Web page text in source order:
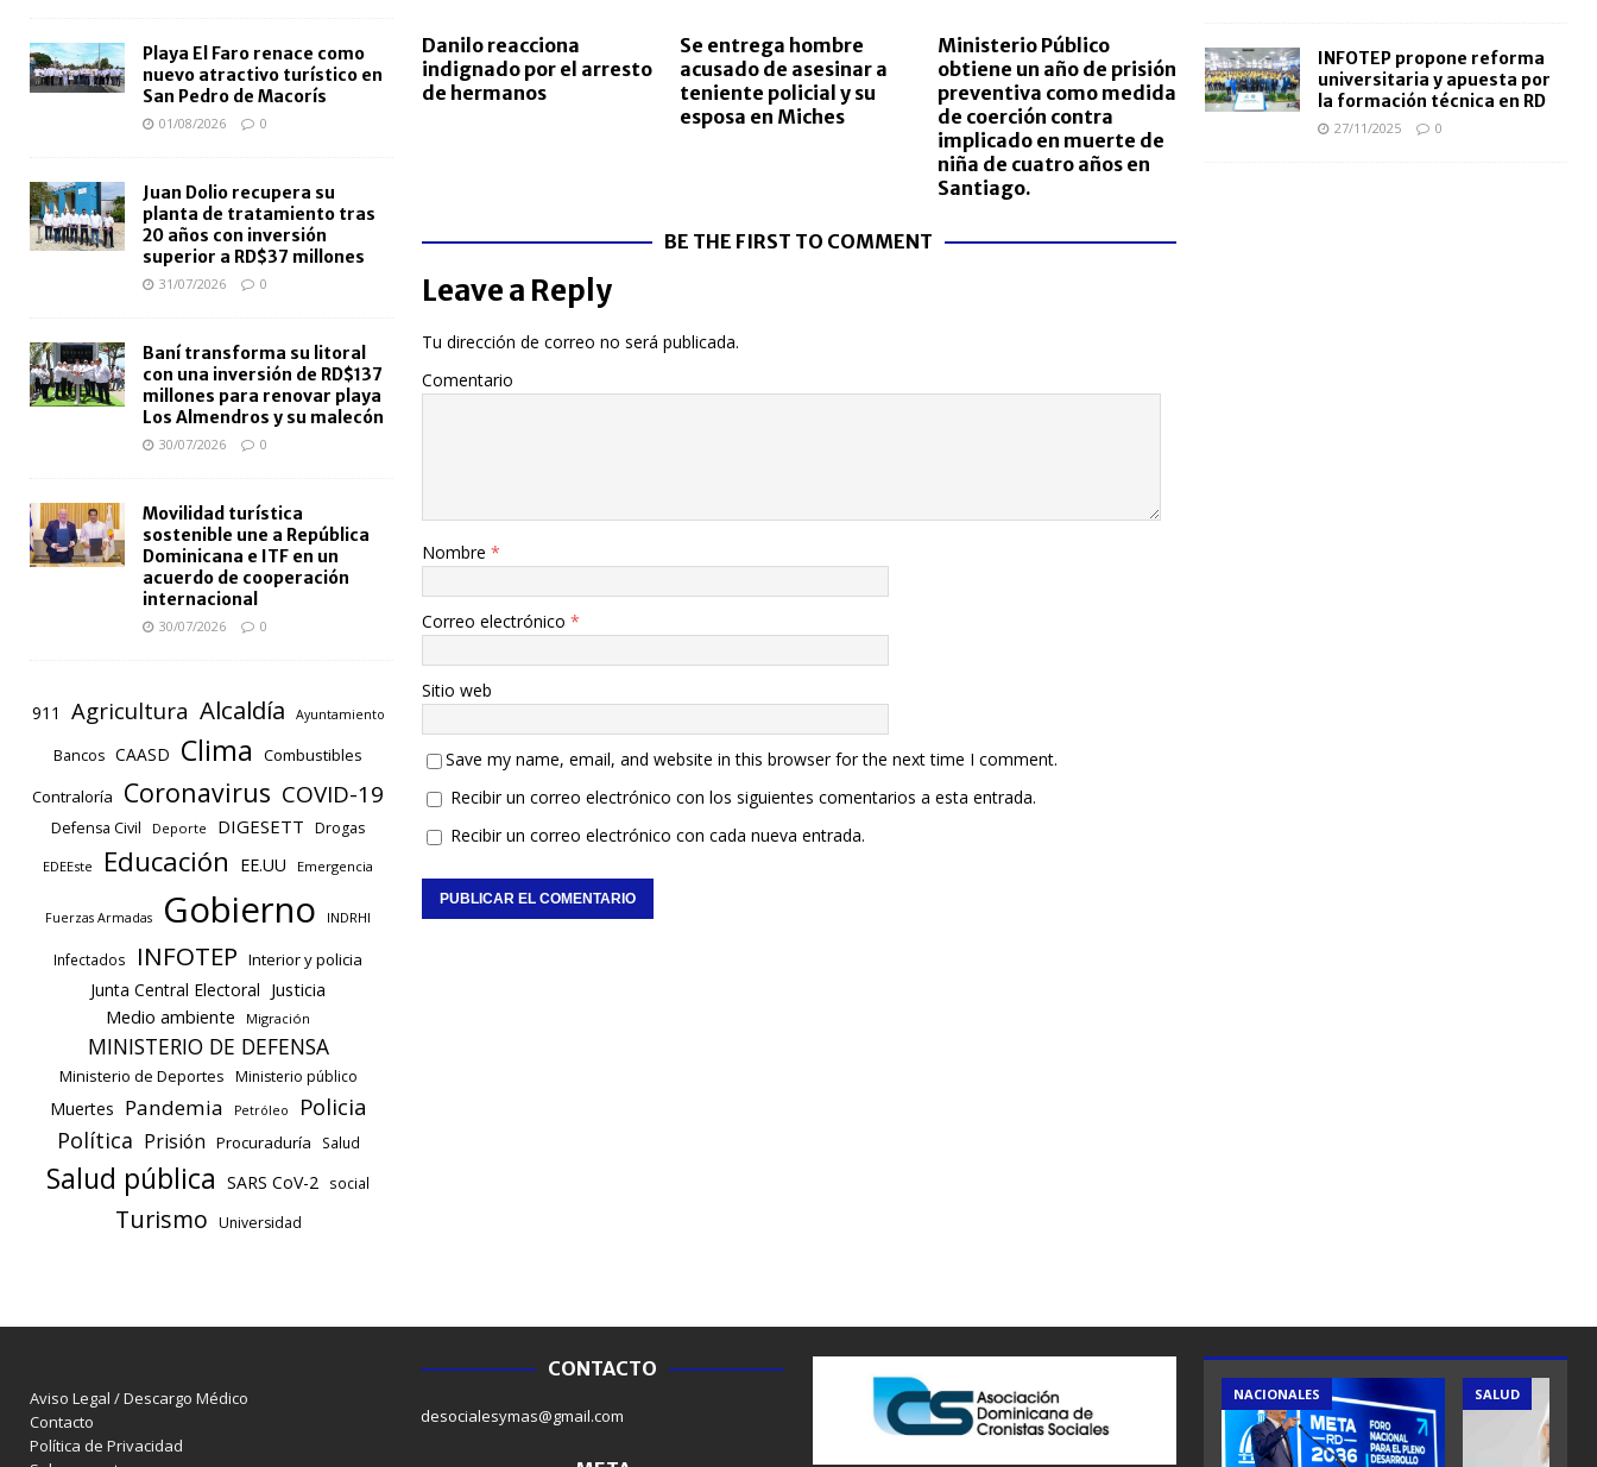
Danilo reacciona
indignado por el arresto
de hermanos
Se entrega hombre
acusado de asesinar a
teniente policial y su
esposa en Miches
Ministerio Público
obtiene un año de prisión
preventiva como medida
de coerción contra
implicado en muerte de
niña de cuatro años en
Santiago.
BE THE FIRST TO COMMENT
Leave a Reply
Tu dirección de correo no será publicada.
Comentario
Nombre *
Correo electrónico *
Sitio web
Save my name, email, and website in this browser for the next time I comment.
Recibir un correo electrónico con los siguientes comentarios a esta entrada.
Recibir un correo electrónico con cada nueva entrada.
Playa El Faro renace como
nuevo atractivo turístico en
San Pedro de Macorís
01/08/2026 0
Juan Dolio recupera su
planta de tratamiento tras
20 años con inversión
superior a RD$37 millones
31/07/2026 0
Baní transforma su litoral
con una inversión de RD$137
millones para renovar playa
Los Almendros y su malecón
30/07/2026 0
Movilidad turística
sostenible une a República
Dominicana e ITF en un
acuerdo de cooperación
internacional
30/07/2026 0
911 Agricultura Alcaldía Ayuntamiento
Bancos CAASD Clima
Combustibles
Contraloría
Coronavirus COVID-19
Defensa Civil Deporte DIGESETT Drogas
EDEEste Educación EE.UU Emergencia
Fuerzas Armadas Gobierno INDRHI
Infectados INFOTEP Interior y policia
Junta Central Electoral Justicia
Medio ambiente Migración
MINISTERIO DE DEFENSA
Ministerio de Deportes Ministerio público
Muertes Pandemia Petróleo Policia
Política Prisión Procuraduría Salud
Salud pública SARS CoV-2 social
Turismo Universidad
INFOTEP propone reforma
universitaria y apuesta por
la formación técnica en RD
27/11/2025 0
Aviso Legal / Descargo Médico
Contacto
Política de Privacidad
CONTACTO
desocialesymas@gmail.com
NACIONALES NACIONALES SALUD